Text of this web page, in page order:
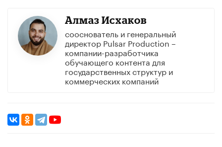
Алмаз Исхаков
сооснователь и генеральный
директор Pulsar Production –
компании-разработчика
обучающего контента для
государственных структур и
коммерческих компаний